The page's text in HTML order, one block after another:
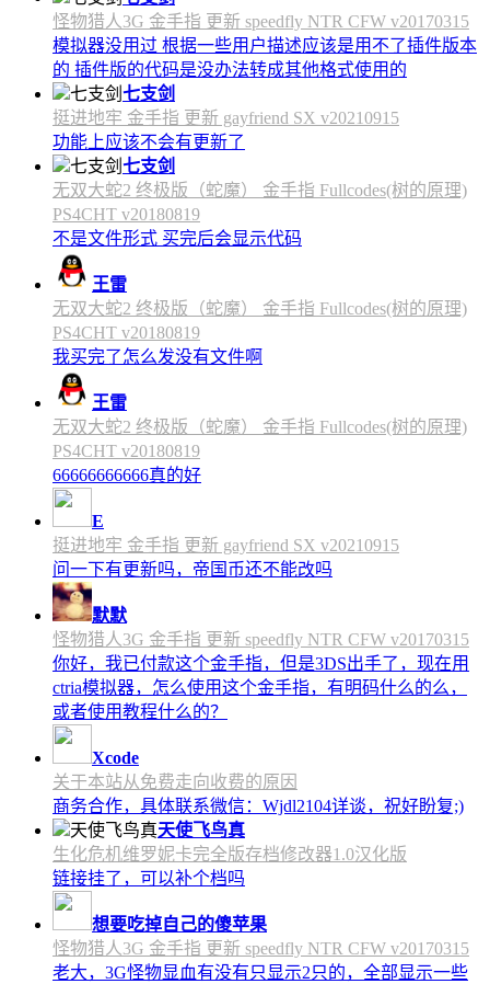
怪物猎人3G 金手指 更新 speedfly NTR CFW v20170315
模拟器没用过 根据一些用户描述应该是用不了插件版本
的 插件版的代码是没办法转成其他格式使用的
七支剑
挺进地牢 金手指 更新 gayfriend SX v20210915
功能上应该不会有更新了
七支剑
无双大蛇2 终极版（蛇魔） 金手指 Fullcodes(树的原理)
PS4CHT v20180819
不是文件形式 买完后会显示代码
王雷
无双大蛇2 终极版（蛇魔） 金手指 Fullcodes(树的原理)
PS4CHT v20180819
我买完了怎么发没有文件啊
王雷
无双大蛇2 终极版（蛇魔） 金手指 Fullcodes(树的原理)
PS4CHT v20180819
66666666666真的好
E
挺进地牢 金手指 更新 gayfriend SX v20210915
问一下有更新吗，帝国币还不能改吗
默默
怪物猎人3G 金手指 更新 speedfly NTR CFW v20170315
你好，我已付款这个金手指，但是3DS出手了，现在用
ctria模拟器，怎么使用这个金手指，有明码什么的么，
或者使用教程什么的？
Xcode
关于本站从免费走向收费的原因
商务合作，具体联系微信：Wjdl2104详谈，祝好盼复;)
天使飞鸟真
生化危机维罗妮卡完全版存档修改器1.0汉化版
链接挂了，可以补个档吗
想要吃掉自己的傻苹果
怪物猎人3G 金手指 更新 speedfly NTR CFW v20170315
老大，3G怪物显血有没有只显示2只的，全部显示一些